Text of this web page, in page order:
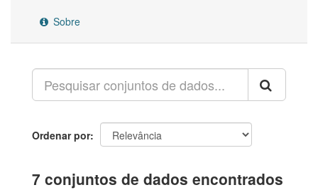
Sobre
Ordenar por
7 conjuntos de dados encontrados